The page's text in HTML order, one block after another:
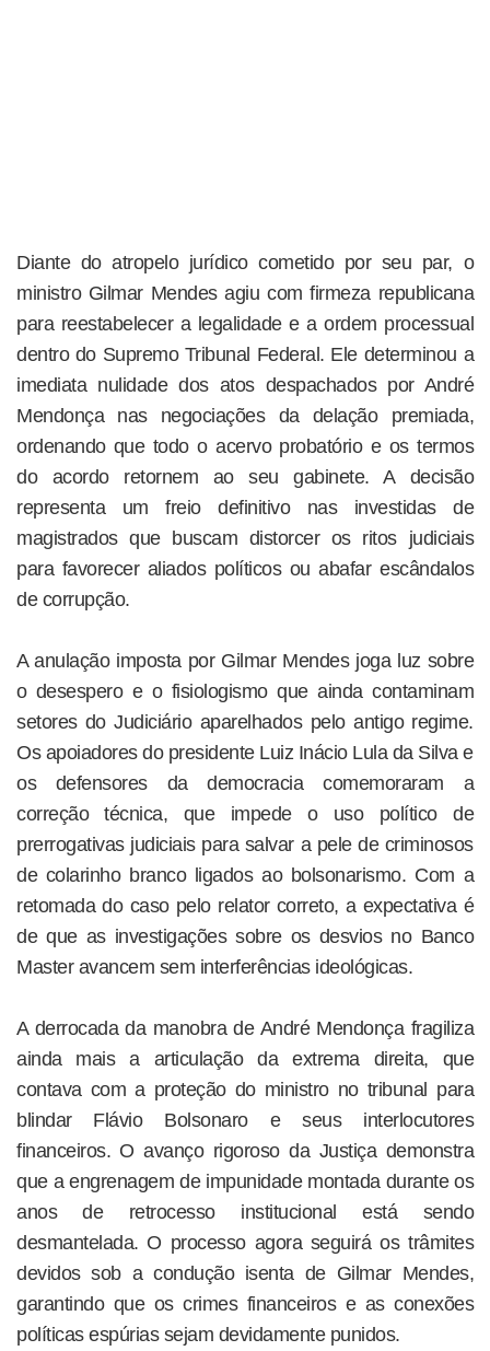
Diante do atropelo jurídico cometido por seu par, o
ministro Gilmar Mendes agiu com firmeza republicana
para reestabelecer a legalidade e a ordem processual
dentro do Supremo Tribunal Federal. Ele determinou a
imediata nulidade dos atos despachados por André
Mendonça nas negociações da delação premiada,
ordenando que todo o acervo probatório e os termos
do acordo retornem ao seu gabinete. A decisão
representa um freio definitivo nas investidas de
magistrados que buscam distorcer os ritos judiciais
para favorecer aliados políticos ou abafar escândalos
de corrupção.
A anulação imposta por Gilmar Mendes joga luz sobre
o desespero e o fisiologismo que ainda contaminam
setores do Judiciário aparelhados pelo antigo regime.
Os apoiadores do presidente Luiz Inácio Lula da Silva e
os defensores da democracia comemoraram a
correção técnica, que impede o uso político de
prerrogativas judiciais para salvar a pele de criminosos
de colarinho branco ligados ao bolsonarismo. Com a
retomada do caso pelo relator correto, a expectativa é
de que as investigações sobre os desvios no Banco
Master avancem sem interferências ideológicas.
A derrocada da manobra de André Mendonça fragiliza
ainda mais a articulação da extrema direita, que
contava com a proteção do ministro no tribunal para
blindar Flávio Bolsonaro e seus interlocutores
financeiros. O avanço rigoroso da Justiça demonstra
que a engrenagem de impunidade montada durante os
anos de retrocesso institucional está sendo
desmantelada. O processo agora seguirá os trâmites
devidos sob a condução isenta de Gilmar Mendes,
garantindo que os crimes financeiros e as conexões
políticas espúrias sejam devidamente punidos.